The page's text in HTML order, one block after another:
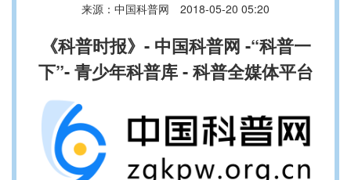
来源：中国科普网 2018-05-20 05:20
《科普时报》- 中国科普网 -“科普一
下”- 青少年科普库 - 科普全媒体平台